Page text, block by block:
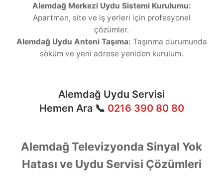
Alemdağ Merkezi Uydu Sistemi Kurulumu:
Apartman, site ve iş yerleri için profesyonel
çözümler.
Alemdağ Uydu Anteni Taşıma: Taşınma durumunda
söküm ve yeni adrese yeniden kurulum.
Alemdağ Uydu Servisi
Hemen Ara 📞 0216 390 80 80
Alemdağ Televizyonda Sinyal Yok
Hatası ve Uydu Servisi Çözümleri